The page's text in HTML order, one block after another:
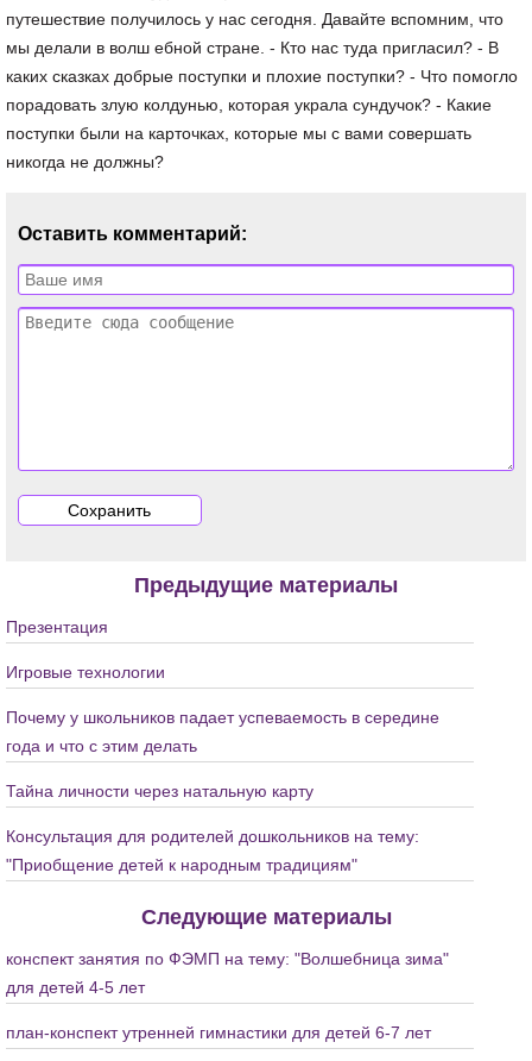
путешествие получилось у нас сегодня. Давайте вспомним, что
мы делали в волш ебной стране. - Кто нас туда пригласил? - В
каких сказках добрые поступки и плохие поступки? - Что помогло
порадовать злую колдунью, которая украла сундучок? - Какие
поступки были на карточках, которые мы с вами совершать
никогда не должны?
Оставить комментарий:
Предыдущие материалы
Презентация
Игровые технологии
Почему у школьников падает успеваемость в середине
года и что с этим делать
Тайна личности через натальную карту
Консультация для родителей дошкольников на тему:
"Приобщение детей к народным традициям"
Следующие материалы
конспект занятия по ФЭМП на тему: "Волшебница зима"
для детей 4-5 лет
план-конспект утренней гимнастики для детей 6-7 лет